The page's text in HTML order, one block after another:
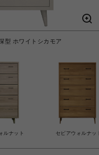
型 ホワイトシカモア
ルナット セピアウォルナッ